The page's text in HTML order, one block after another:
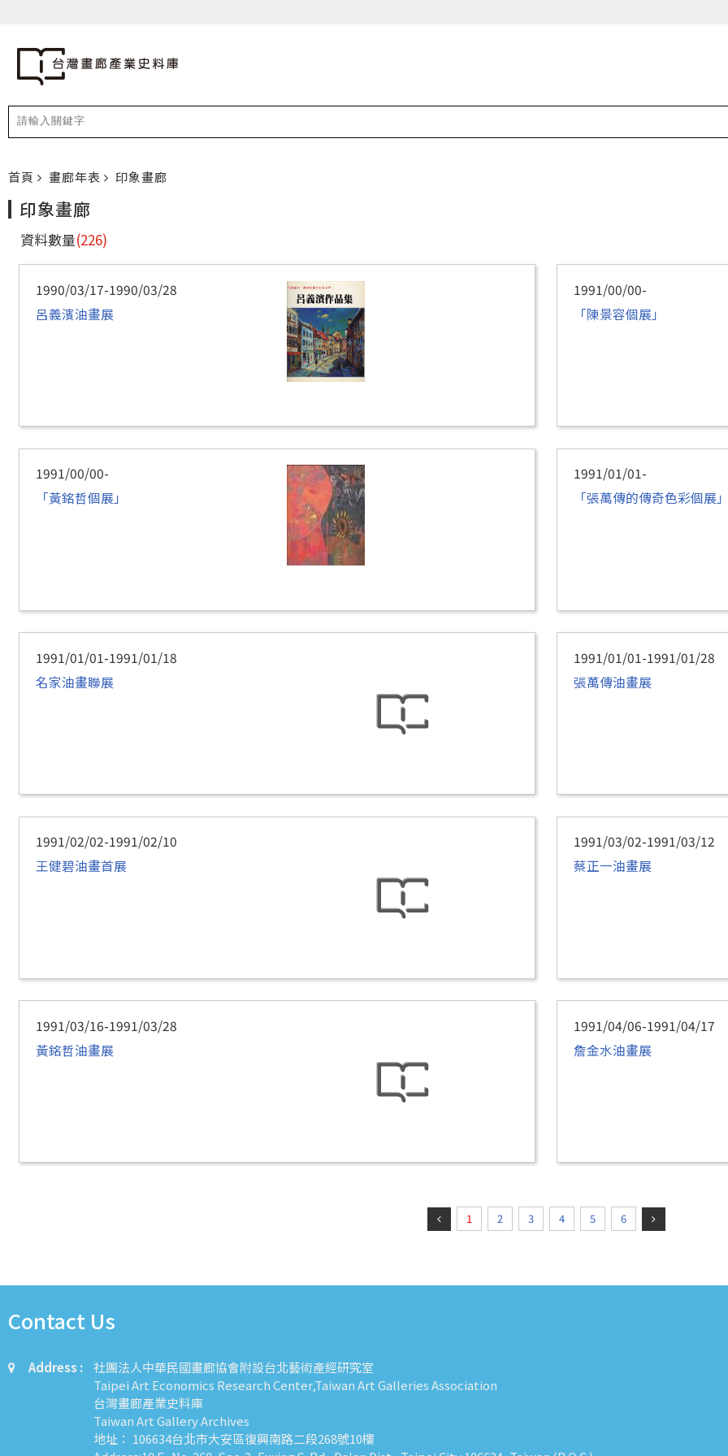
首頁 畫廊年表 印象畫廊
印象畫廊
資料數量(226)
1990/03/17-1990/03/28
呂義濱油畫展
1991/00/00-
「陳景容個展」
1991/00/00-
「黃銘哲個展」
1991/01/01-
「張萬傳的傳奇色彩個展
1991/01/01-1991/01/18
名家油畫聯展
1991/01/01-1991/01/28
張萬傳油畫展
1991/02/02-1991/02/10
王健碧油畫首展
1991/03/02-1991/03/12
蔡正一油畫展
1991/03/16-1991/03/28
黃銘哲油畫展
1991/04/06-1991/04/17
詹金水油畫展
1 2 3 4 5 6
Contact Us
Address :
社團法人中華民國畫廊協會附設台北藝術產經研究室
Taipei Art Economics Research Center,Taiwan Art Galleries Association
台灣畫廊產業史料庫
Taiwan Art Gallery Archives
地址： 106634台北市大安區復興南路二段268號10樓